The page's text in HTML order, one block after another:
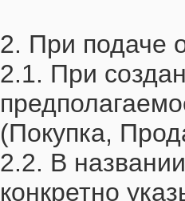
2. При подаче
2.1. При
(Покупка,
2.2. В
конкретно